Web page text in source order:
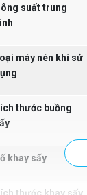
suất trung
máy nén khí sử
thước buồng
khay sấy